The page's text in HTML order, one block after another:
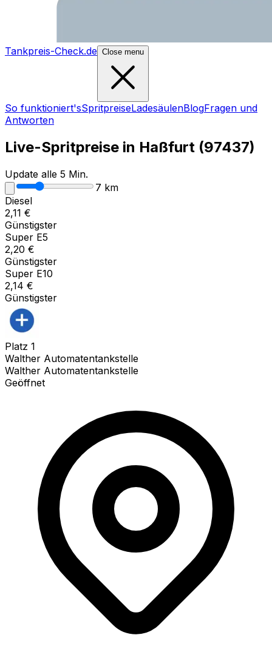
Tankpreis-Check.de Close menu
So funktioniert'sSpritpreiseLadesäulenBlogFragen und
Antworten
Live-Spritpreise in Haßfurt (97437)
Update alle 5 Min.
7 km
Diesel
2,11 €
Günstigster
Super E5
2,20 €
Günstigster
Super E10
2,14 €
Günstigster
Platz 1
Walther Automatentankstelle
Walther Automatentankstelle
Geöffnet